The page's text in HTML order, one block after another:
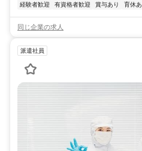
経験者歓迎
有資格者歓迎 賞与あり 育休あ
同じ企業の求人
派遣社員